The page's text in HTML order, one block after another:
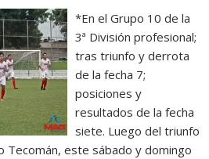
*En el Grupo 10 de la
3ª División profesional;
tras triunfo y derrota
de la fecha 7;
posiciones y
resultados de la fecha
siete. Luego del triunfo
Tecomán, este sábado y domingo